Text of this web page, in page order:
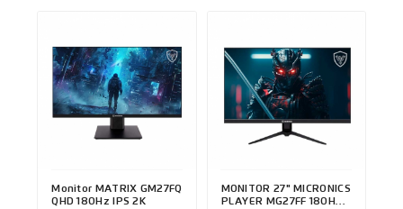
Monitor MATRIX GM27FQ
QHD 180Hz IPS 2K
MONITOR 27" MICRONICS
PLAYER MG27FF 180Hz